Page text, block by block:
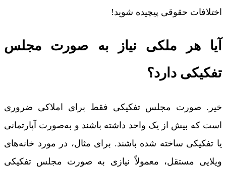
اختلافات حقوقی پیچیده شوید!
آیا هر ملکی نیاز به صورت مجلس
تفکیکی دارد؟
خیر. صورت مجلس تفکیکی فقط برای املاکی ضروری
است که بیش از یک واحد داشته باشند و به‌صورت آپارتمانی
یا تفکیکی ساخته شده باشند. برای مثال، در مورد خانه‌های
ویلایی مستقل، معمولاً نیازی به صورت مجلس تفکیکی